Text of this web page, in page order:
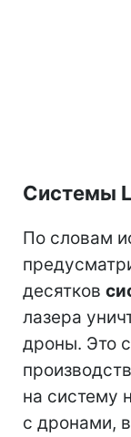
Системы
По словам
десятков
лазера
дроны. Это
на систему
с дронами,